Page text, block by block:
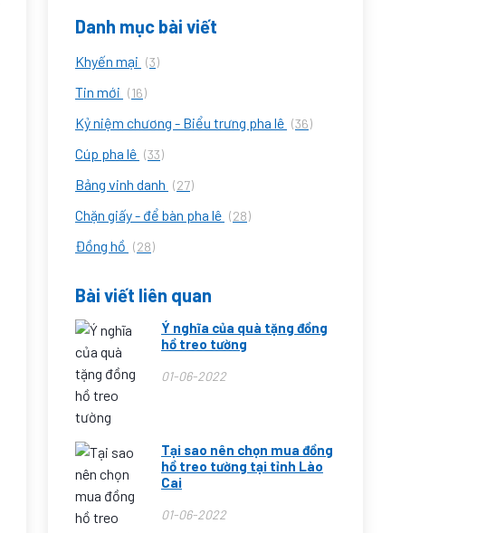
Danh mục bài viết
Khyến mại (3)
Tin mới (16)
Kỷ niệm chương - Biểu trưng pha lê (36)
Cúp pha lê (33)
Bảng vinh danh (27)
Chặn giấy - để bàn pha lê (28)
Đồng hồ (28)
Bài viết liên quan
Ý nghĩa của quà tặng đồng
hồ treo tường
01-06-2022
Tại sao nên chọn mua đồng
hồ treo tường tại tỉnh Lào
Cai
01-06-2022